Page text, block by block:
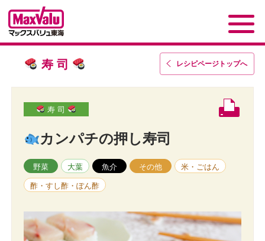
レシピページトップへ
寿 司
寿 司
カンパチの押し寿司
野菜 大葉 魚介 その他 米・ごはん
酢・すし酢・ぽん酢